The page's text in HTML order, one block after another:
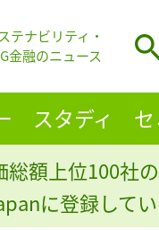
テナビリティ・
金融のニュース
スタディ
総額上位100社
に登録して